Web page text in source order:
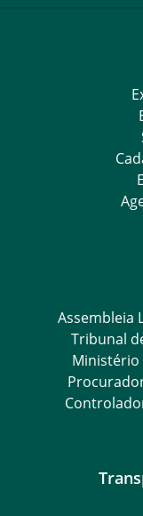
Assembleia
Tribunal
Ministério